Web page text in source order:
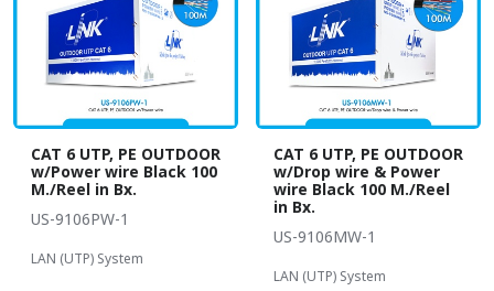
CAT 6 UTP, PE OUTDOOR
w/Power wire Black 100
M./Reel in Bx.
US-9106PW-1
LAN (UTP) System
CAT 6 UTP, PE OUTDOOR
w/Drop wire & Power
wire Black 100 M./Reel
in Bx.
US-9106MW-1
LAN (UTP) System